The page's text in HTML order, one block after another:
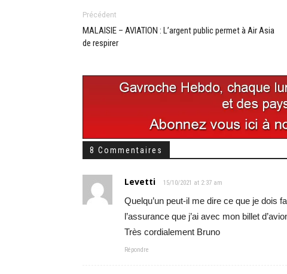
Précédent
MALAISIE – AVIATION : L’argent public permet à Air Asia
de respirer
8 Commentaires
Levetti 15/10/2021 at 2:37 am
Quelqu’un peut-il me dire ce que je dois
l’assurance que j’ai avec mon billet
Très cordialement Bruno
Répondre